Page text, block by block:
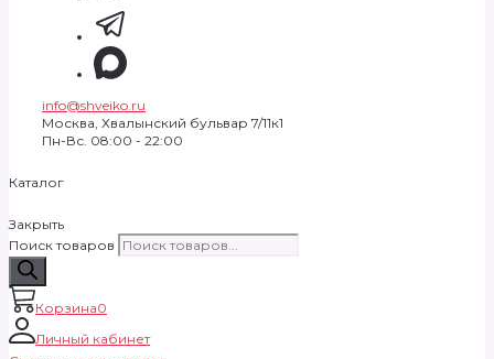
info@shveiko.ru
Москва, Хвалынский бульвар 7/11к1
Пн-Вс. 08:00 - 22:00
Каталог
Закрыть
Поиск товаров
Корзина0
Личный кабинет